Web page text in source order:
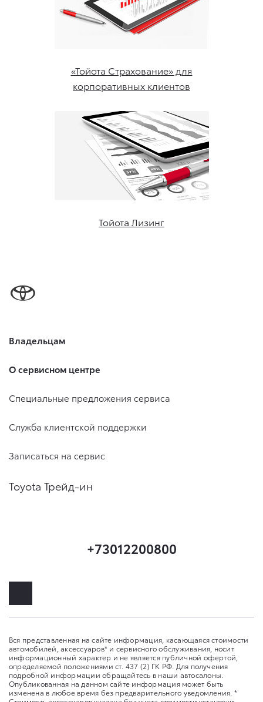
«Тойота Страхование» для
корпоративных клиентов
Тойота Лизинг
Владельцам
О сервисном центре
Специальные предложения сервиса
Служба клиентской поддержки
Записаться на сервис
Toyota Трейд-ин
+73012200800
Вся представленная на сайте информация, касающаяся стоимости
автомобилей, аксессуаров* и сервисного обслуживания, носит
информационный характер и не является публичной офертой,
определяемой положениями ст. 437 (2) ГК РФ. Для получения
подробной информации обращайтесь в наши автосалоны.
Опубликованная на данном сайте информация может быть
изменена в любое время без предварительного уведомления. *